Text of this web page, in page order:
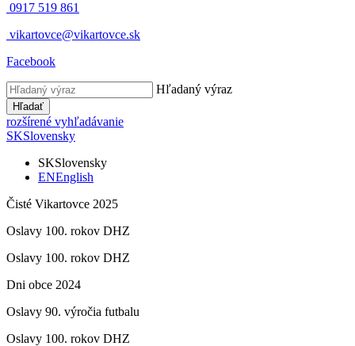
0917 519 861
vikartovce@vikartovce.sk
Facebook
Hľadaný výraz
Hľadať
rozšírené vyhľadávanie
SKSlovensky
SKSlovensky
ENEnglish
Čisté Vikartovce 2025
Oslavy 100. rokov DHZ
Oslavy 100. rokov DHZ
Dni obce 2024
Oslavy 90. výročia futbalu
Oslavy 100. rokov DHZ